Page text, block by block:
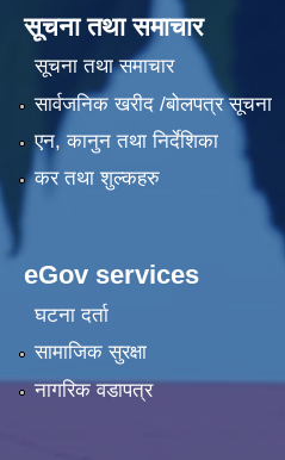
सूचना तथा समाचार
सूचना तथा समाचार
सार्वजनिक खरीद /बोलपत्र सूचना
एन, कानुन तथा निर्देशिका
कर तथा शुल्कहरु
eGov services
घटना दर्ता
सामाजिक सुरक्षा
नागरिक वडापत्र